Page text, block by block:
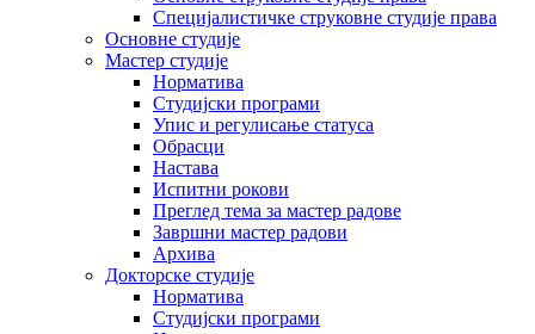
Специјалистичке струковне студије права
Основне студије
Мастер студије
Норматива
Студијски програми
Упис и регулисање статуса
Обрасци
Настава
Испитни рокови
Преглед тема за мастер радове
Завршни мастер радови
Архива
Докторске студије
Норматива
Студијски програми